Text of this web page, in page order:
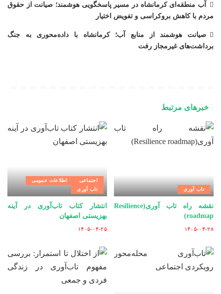
آب منطقه‌ای کرمانشاه در مسیر پاسخگویی هوشمند؛ صیانت از حقوق
مردم با کاهش بروکراسی و تفویض اختیار
صیانت هوشمند از منابع آب؛ کرمانشاه با داده‌محوری به جنگ
برداشت‌های غیرمجاز رفت
خبرهای مرتبط
تاب آوری
نقشه راه تاب آوری(Resilience
roadmap)
۱۴۰۵-۰۴-۲۸
اجتماعی
اطلاعات عمومی
تاب آوری
انتشار کتاب تاب‌آوری در آینه
بهزیستی اصفهان
۱۴۰۵-۰۴-۲۵